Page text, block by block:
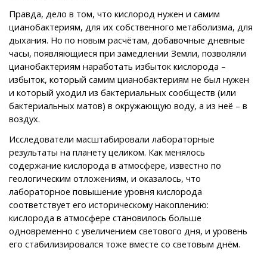
Правда, дело в том, что кислород нужен и самим
цианобактериям, для их собственного метаболизма, для
дыхания. Но по новым расчётам, добавочные дневные
часы, появляющиеся при замедлении Земли, позволяли
цианобактериям наработать избыток кислорода –
избыток, который самим цианобактериям не был нужен
и который уходил из бактериальных сообществ (или
бактериальных матов) в окружающую воду, а из неё – в
воздух.
Исследователи масштабировали лабораторные
результаты на планету целиком. Как менялось
содержание кислорода в атмосфере, известно по
геологическим отложениям, и оказалось, что
лабораторное повышение уровня кислорода
соответствует его историческому накоплению:
кислорода в атмосфере становилось больше
одновременно с увеличением светового дня, и уровень
его стабилизировался тоже вместе со световым днём.